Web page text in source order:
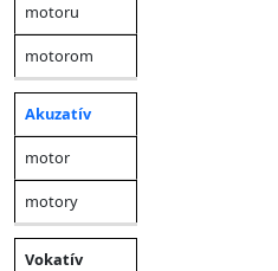
motoru
motorom
Akuzatív
motor
motory
Vokatív